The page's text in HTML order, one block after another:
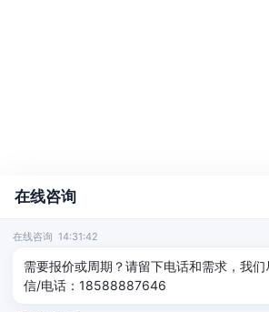
在线咨询
在线咨询 14:31:42
需要报价或周期？请留下电话和需求，我
信/电话：18588887646